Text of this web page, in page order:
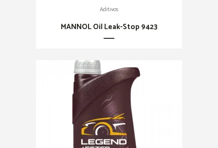
Aditivos
MANNOL Oil Leak-Stop 9423